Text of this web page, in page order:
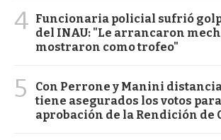
4 Funcionaria policial sufrió
del INAU: "Le arrancaron
mostraron como trofeo"
5
Con Perrone y Manini
tiene asegurados los votos
aprobación de la Rendición de